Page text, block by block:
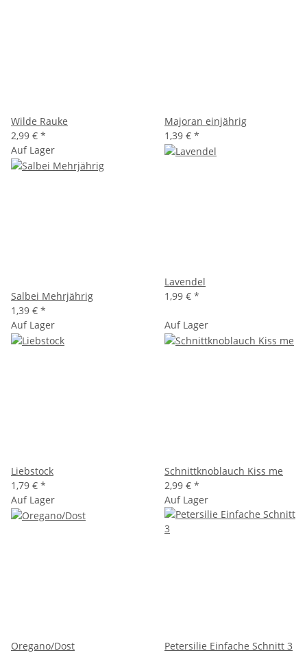
Wilde Rauke
2,99 € *
Majoran einjährig
1,39 € *
Auf Lager
Salbei Mehrjährig
1,39 € *
Lavendel
1,99 € *
Auf Lager
Liebstock
1,79 € *
Auf Lager
Schnittknoblauch Kiss me
2,99 € *
Auf Lager
Oregano/Dost
Auf Lager
Petersilie Einfache Schnitt 3